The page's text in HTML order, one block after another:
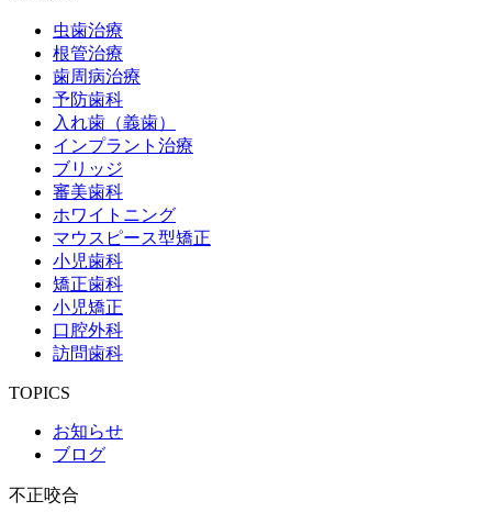
虫歯治療
根管治療
歯周病治療
予防歯科
入れ歯（義歯）
インプラント治療
ブリッジ
審美歯科
ホワイトニング
マウスピース型矯正
小児歯科
矯正歯科
小児矯正
口腔外科
訪問歯科
TOPICS
お知らせ
ブログ
不正咬合